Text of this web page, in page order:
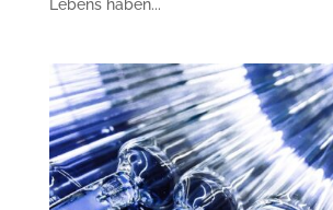
Lebens haben...